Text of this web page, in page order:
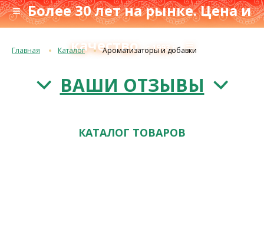
≡ Более 30 лет на рынке. Цена и
качествос 1993 г.≡
Главная Каталог Ароматизаторы и добавки
ВАШИ ОТЗЫВЫ
КАТАЛОГ ТОВАРОВ